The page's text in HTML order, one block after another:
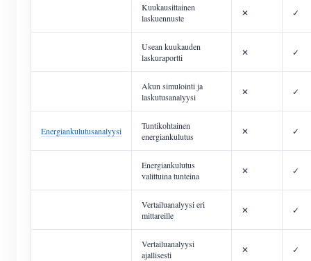
Kuukausittainen
laskuennuste
✕ ✓
Usean kuukauden
laskuraportti
✕ ✓
Akun simulointi ja
laskutusanalyysi
✕ ✓
Energiankulutusanalyysi
Tuntikohtainen
energiankulutus
✕ ✓
Energiankulutus
valittuina tunteina
✕ ✓
Vertailuanalyysi eri
mittareille
✕ ✓
Vertailuanalyysi
ajallisesti
✕ ✓